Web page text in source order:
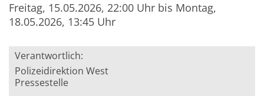
Freitag, 15.05.2026, 22:00 Uhr bis Montag,
18.05.2026, 13:45 Uhr
Verantwortlich:
Polizeidirektion West
Pressestelle